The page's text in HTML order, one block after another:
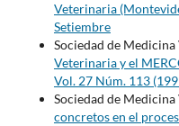
Veterinaria
Setiembre
Sociedad de
Veterinaria y el
Vol. 27 Núm. 113
Sociedad de
concretos en el